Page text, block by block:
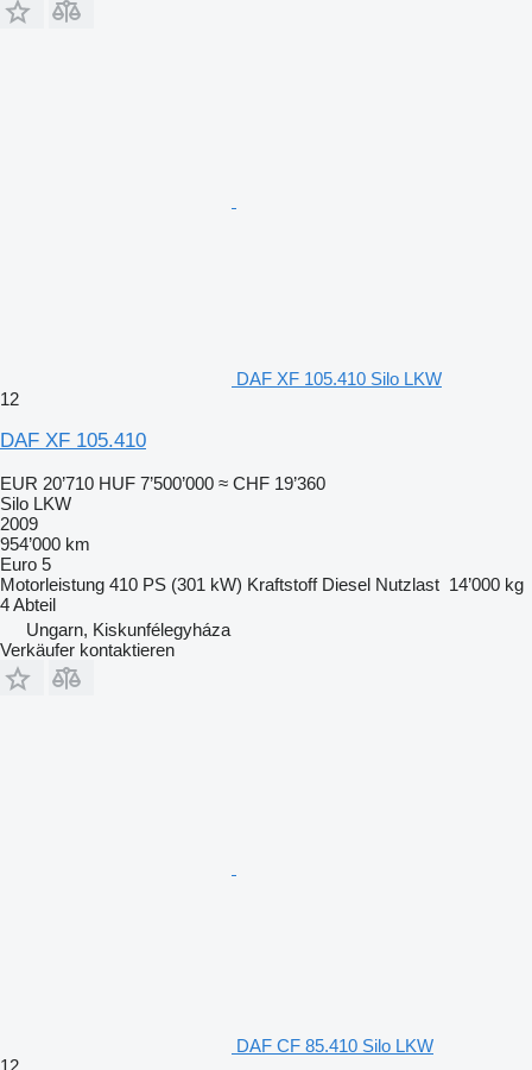
DAF XF 105.410 Silo LKW
12
DAF XF 105.410
EUR 20’710 HUF 7’500’000 ≈ CHF 19’360
Silo LKW
2009
954’000 km
Euro 5
Motorleistung 410 PS (301 kW) Kraftstoff Diesel Nutzlast 14’000 kg
4 Abteil
Ungarn, Kiskunfélegyháza
Verkäufer kontaktieren
DAF CF 85.410 Silo LKW
12